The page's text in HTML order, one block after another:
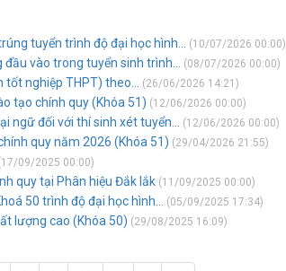
tuyển trình độ đại học hình... (10/07/2026 00:00)
vào trong tuyển sinh trình... (08/07/2026 00:00)
nghiệp THPT) theo... (26/06/2026 14:21)
tạo chính quy (Khóa 51) (12/06/2026 00:00)
ngữ đối với thí sinh xét tuyển... (12/06/2026 00:00)
quy năm 2026 (Khóa 51) (29/04/2026 21:55)
09/2025 00:00)
quy tại Phân hiệu Đắk lắk (11/09/2025 00:00)
50 trình độ đại học hình... (05/09/2025 17:34)
lượng cao (Khóa 50) (29/08/2025 16:09)